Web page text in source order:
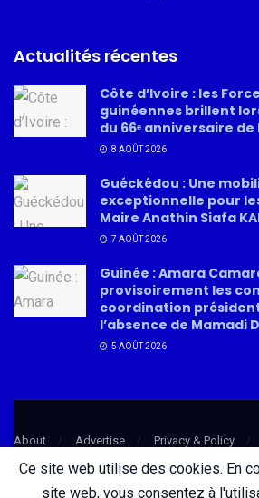
Actualités récentes
Côte d’Ivoire : les
guinéennes brillent
du 66ᵉ anniversaire
8 AOÛT 2026
Guéckédou : Une
exceptionnelle pour
Maire Anathin Siafa
7 AOÛT 2026
Guinée : Amara
provisoirement les
coordination
l’absence de Mamadi
5 AOÛT 2026
About Advertise Privacy & Policy
Ce site web utilise des cookies. En
site web, vous consentez à